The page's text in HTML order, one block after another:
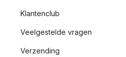
Klantenclub
Veelgestelde vragen
Verzending